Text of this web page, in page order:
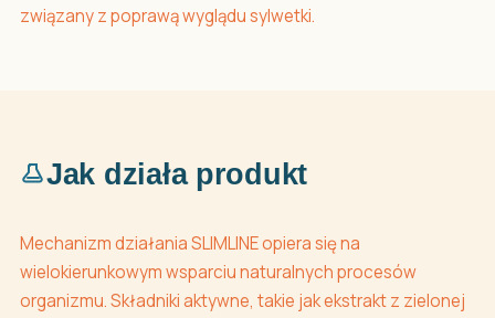
związany z poprawą wyglądu sylwetki.
Jak działa produkt
Mechanizm działania SLIMLINE opiera się na
wielokierunkowym wsparciu naturalnych procesów
organizmu. Składniki aktywne, takie jak ekstrakt z zielonej